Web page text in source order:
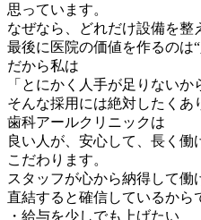
思っています。
なぜなら、どれだけ設備を整
最後に医院の価値を作るのは
だから私は
「とにかく人手が足りないか
そんな採用には絶対したくあ
歯科アールクリニックは
良い人が、安心して、長く働
こだわります。
スタッフが心から納得して
直結すると確信しているから
・給与を少しでも上げたい